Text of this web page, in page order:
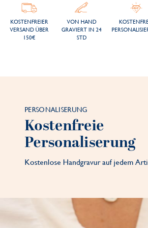
KOSTENFREIER
VERSAND ÜBER
150€
VON HAND
GRAVIERT IN 24
STD
PERSONALISERUNG
Kostenfreie
Personaliserung
Kostenlose Handgravur auf jedem